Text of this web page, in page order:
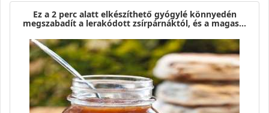
Ez a 2 perc alatt elkészíthető gyógylé könnyedén
megszabadít a lerakódott zsírpárnáktól, és a magas…